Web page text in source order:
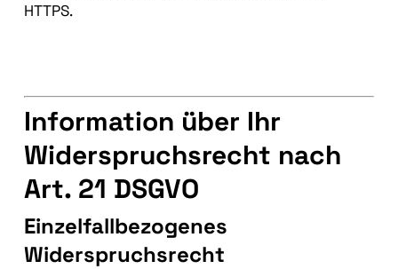
HTTPS.
Information über Ihr
Widerspruchsrecht nach
Art. 21 DSGVO
Einzelfallbezogenes
Widerspruchsrecht